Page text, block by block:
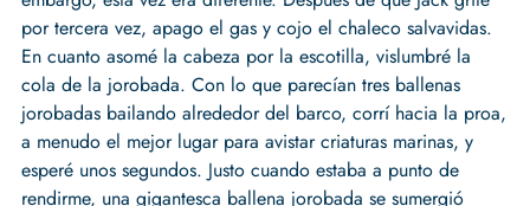
por tercera vez, apago el gas y cojo el chaleco salvavidas.
En cuanto asomé la cabeza por la escotilla, vislumbré la
cola de la jorobada. Con lo que parecían tres ballenas
jorobadas bailando alrededor del barco, corrí hacia la proa,
a menudo el mejor lugar para avistar criaturas marinas, y
esperé unos segundos. Justo cuando estaba a punto de
rendirme, una gigantesca ballena jorobada se sumergió